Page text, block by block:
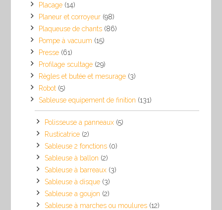
Placage (14)
Planeur et corroyeur (98)
Plaqueuse de chants (86)
Pompe à vacuum (15)
Presse (61)
Profilage scultage (29)
Règles et butée et mesurage (3)
Robot (5)
Sableuse equipement de finition (131)
Polisseuse a panneaux (5)
Rusticatrice (2)
Sableuse 2 fonctions (0)
Sableuse à ballon (2)
Sableuse à barreaux (3)
Sableuse à disque (3)
Sableuse a goujon (2)
Sableuse à marches ou moulures (12)